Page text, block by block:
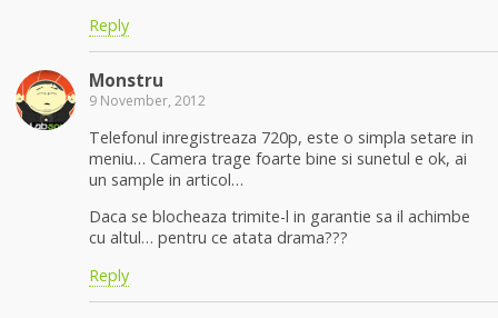
Reply
Monstru
9 November, 2012
Telefonul inregistreaza 720p, este o simpla setare in
meniu… Camera trage foarte bine si sunetul e ok, ai
un sample in articol…
Daca se blocheaza trimite-l in garantie sa il achimbe
cu altul… pentru ce atata drama???
Reply